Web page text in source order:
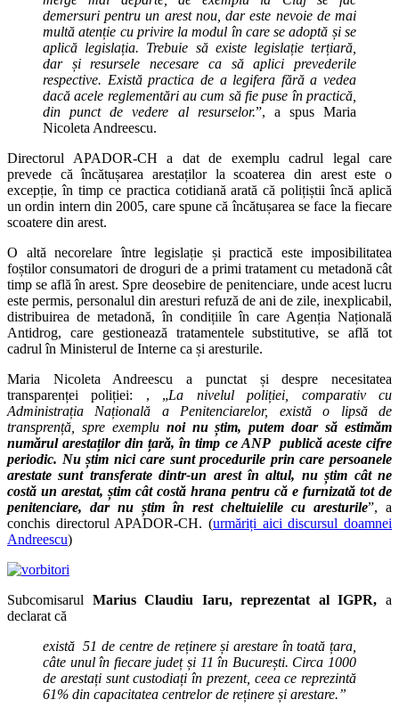
demersuri pentru un arest nou, dar este nevoie de mai
multă atenție cu privire la modul în care se adoptă și se
aplică legislația. Trebuie să existe legislație terțiară,
dar și resursele necesare ca să aplici prevederile
respective. Există practica de a legifera fără a vedea
dacă acele reglementări au cum să fie puse în practică,
din punct de vedere al resurselor.”, a spus Maria
Nicoleta Andreescu.
Directorul APADOR-CH a dat de exemplu cadrul legal care
prevede că încătușarea arestaților la scoaterea din arest este o
excepție, în timp ce practica cotidiană arată că polițiștii încă aplică
un ordin intern din 2005, care spune că încătușarea se face la fiecare
scoatere din arest.
O altă necorelare între legislație și practică este imposibilitatea
foștilor consumatori de droguri de a primi tratament cu metadonă cât
timp se află în arest. Spre deosebire de penitenciare, unde acest lucru
este permis, personalul din aresturi refuză de ani de zile, inexplicabil,
distribuirea de metadonă, în condițiile în care Agenția Națională
Antidrog, care gestionează tratamentele substitutive, se află tot
cadrul în Ministerul de Interne ca și aresturile.
Maria Nicoleta Andreescu a punctat și despre necesitatea
transparenței poliției: , „La nivelul poliției, comparativ cu
Administrația Națională a Penitenciarelor, există o lipsă de
transprență, spre exemplu noi nu știm, putem doar să estimăm
numărul arestaților din țară, în timp ce ANP publică aceste cifre
periodic. Nu știm nici care sunt procedurile prin care persoanele
arestate sunt transferate dintr-un arest în altul, nu știm cât ne
costă un arestat, știm cât costă hrana pentru că e furnizată tot de
penitenciare, dar nu știm în rest cheltuielile cu aresturile”, a
conchis directorul APADOR-CH. (urmăriți aici discursul doamnei
Andreescu)
Subcomisarul Marius Claudiu Iaru, reprezentat al IGPR, a
declarat că
există 51 de centre de reținere și arestare în toată țara,
câte unul în fiecare județ și 11 în București. Circa 1000
de arestați sunt custodiați în prezent, ceea ce reprezintă
61% din capacitatea centrelor de reținere și arestare.”